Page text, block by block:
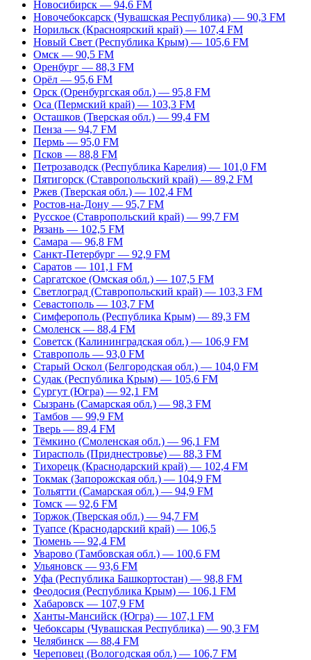
Новосибирск — 94,6 FM
Новочебоксарск (Чувашская Республика) — 90,3 FM
Норильск (Красноярский край) — 107,4 FM
Новый Свет (Республика Крым) — 105,6 FM
Омск — 90,5 FM
Оренбург — 88,3 FM
Орёл — 95,6 FM
Орск (Оренбургская обл.) — 95,8 FM
Оса (Пермский край) — 103,3 FM
Осташков (Тверская обл.) — 99,4 FM
Пенза — 94,7 FM
Пермь — 95,0 FM
Псков — 88,8 FM
Петрозаводск (Республика Карелия) — 101,0 FM
Пятигорск (Ставропольский край) — 89,2 FM
Ржев (Тверская обл.) — 102,4 FM
Ростов-на-Дону — 95,7 FM
Русское (Ставропольский край) — 99,7 FM
Рязань — 102,5 FM
Самара — 96,8 FM
Санкт-Петербург — 92,9 FM
Саратов — 101,1 FM
Саргатское (Омская обл.) — 107,5 FM
Светлоград (Ставропольский край) — 103,3 FM
Севастополь — 103,7 FM
Симферополь (Республика Крым) — 89,3 FM
Смоленск — 88,4 FM
Советск (Калининградская обл.) — 106,9 FM
Ставрополь — 93,0 FM
Старый Оскол (Белгородская обл.) — 104,0 FM
Судак (Республика Крым) — 105,6 FM
Сургут (Югра) — 92,1 FM
Сызрань (Самарская обл.) — 98,3 FM
Тамбов — 99,9 FM
Тверь — 89,4 FM
Тёмкино (Смоленская обл.) — 96,1 FM
Тирасполь (Приднестровье) — 88,3 FM
Тихорецк (Краснодарский край) — 102,4 FM
Токмак (Запорожская обл.) — 104,9 FM
Тольятти (Самарская обл.) — 94,9 FM
Томск — 92,6 FM
Торжок (Тверская обл.) — 94,7 FM
Туапсе (Краснодарский край) — 106,5
Тюмень — 92,4 FM
Уварово (Тамбовская обл.) — 100,6 FM
Ульяновск — 93,6 FM
Уфа (Республика Башкортостан) — 98,8 FM
Феодосия (Республика Крым) — 106,1 FM
Хабаровск — 107,9 FM
Ханты-Мансийск (Югра) — 107,1 FM
Чебоксары (Чувашская Республика) — 90,3 FM
Челябинск — 88,4 FM
Череповец (Вологодская обл.) — 106,7 FM